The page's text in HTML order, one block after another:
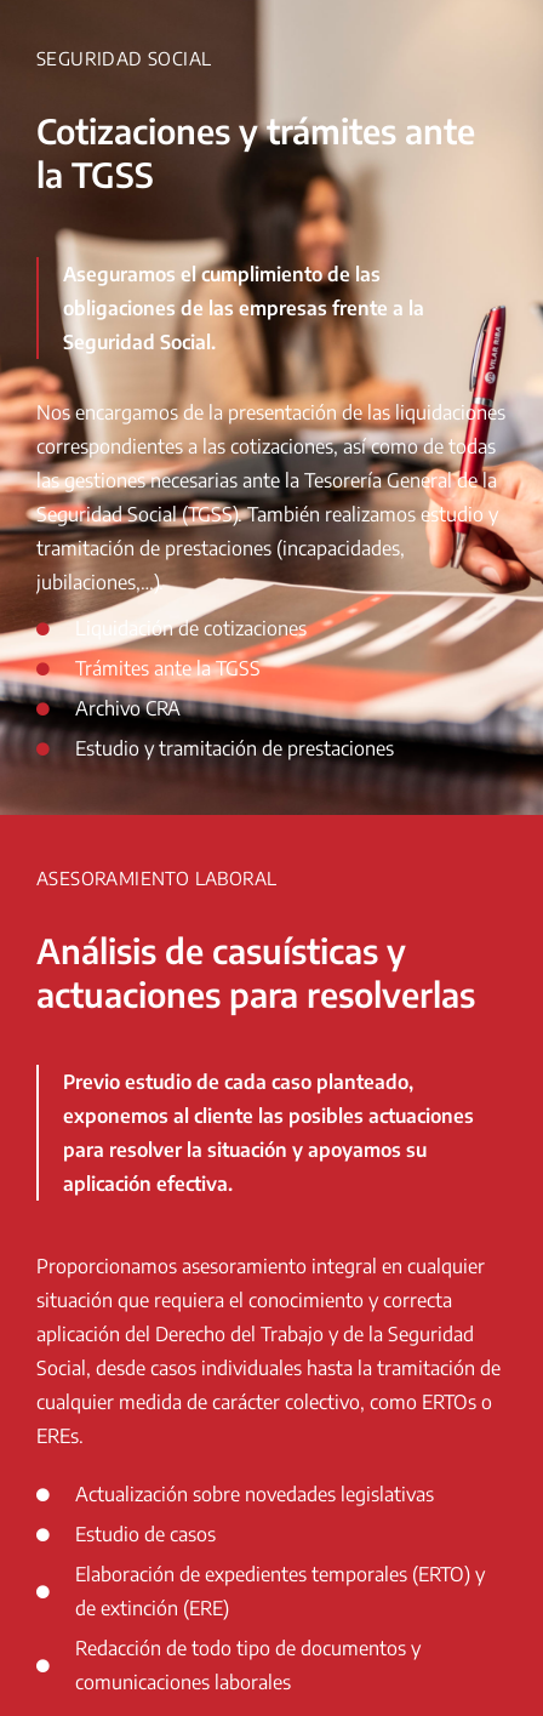
SEGURIDAD SOCIAL
Cotizaciones y trámites ante
la TGSS
Aseguramos el cumplimiento de las
obligaciones de las empresas frente a la
Seguridad Social.
Nos encargamos de la presentación de las liquidaciones
correspondientes a las cotizaciones, así como de todas
las gestiones necesarias ante la Tesorería General de la
Seguridad Social (TGSS). También realizamos estudio y
tramitación de prestaciones (incapacidades,
jubilaciones,…).
Liquidación de cotizaciones
Trámites ante la TGSS
Archivo CRA
Estudio y tramitación de prestaciones
ASESORAMIENTO LABORAL
Análisis de casuísticas y
actuaciones para resolverlas
Previo estudio de cada caso planteado,
exponemos al cliente las posibles actuaciones
para resolver la situación y apoyamos su
aplicación efectiva.
Proporcionamos asesoramiento integral en cualquier
situación que requiera el conocimiento y correcta
aplicación del Derecho del Trabajo y de la Seguridad
Social, desde casos individuales hasta la tramitación de
cualquier medida de carácter colectivo, como ERTOs o
EREs.
Actualización sobre novedades legislativas
Estudio de casos
Elaboración de expedientes temporales (ERTO) y
de extinción (ERE)
Redacción de todo tipo de documentos y
comunicaciones laborales